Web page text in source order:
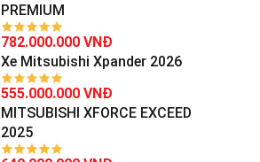
PREMIUM
782.000.000 VNĐ
Xe Mitsubishi Xpander 2026
555.000.000 VNĐ
MITSUBISHI XFORCE EXCEED
2025